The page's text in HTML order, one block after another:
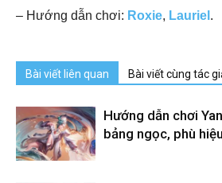
– Hướng dẫn chơi: Roxie, Lauriel .
Bài viết liên quan Bài viết cùng tác
Hướng dẫn chơi
bảng ngọc, phù hiệu